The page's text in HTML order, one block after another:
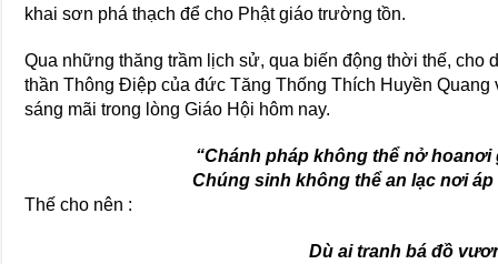
khai sơn phá thạch để cho Phật giáo trường tồn.
Qua những thăng trầm lịch sử, qua biến động thời thế, cho
thần Thông Điệp của đức Tăng Thống Thích Huyền
sáng mãi trong lòng Giáo Hội hôm nay.
“Chánh pháp không thể nở hoanơi
Chúng sinh không thể an lạc nơi
Thế cho nên :
Dù ai tranh bá đồ